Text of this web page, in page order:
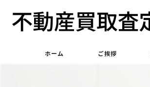
ホーム ご挨拶